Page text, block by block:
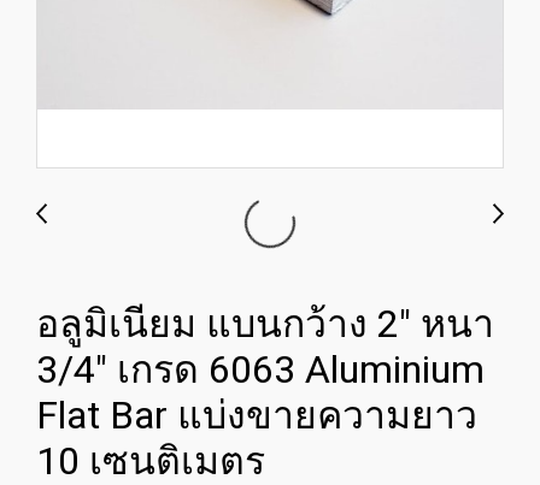
อลูมิเนียม แบนกว้าง 2" หนา
3/4" เกรด 6063 Aluminium
Flat Bar แบ่งขายความยาว
10 เซนติเมตร